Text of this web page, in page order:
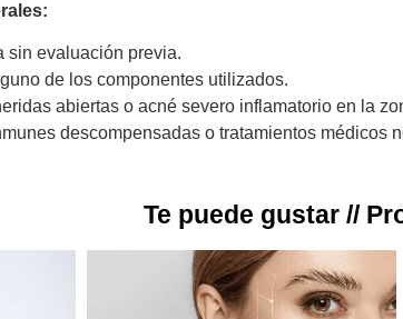
sin evaluación previa.
de los componentes utilizados.
abiertas o acné severo inflamatorio en la
descompensadas o tratamientos médicos
Te puede gustar //